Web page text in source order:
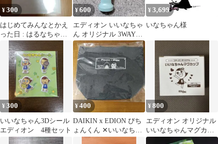
¥300
はじめてみんなとかえ
った日 : はるなちゃん
と1年3組の1年間
¥600
エディオン いいなちゃ
ん オリジナル 3WAY
LEDライト
¥ 3,699
いなちゃん様
¥300
いいなちゃん3Dシール
エディオン 4種セット
¥400
DAIKIN x EDION ぴち
ょんくん ✕いいなちゃ
ん保冷バッグ
¥800
エディオン オリジナル
いいなちゃんマグカッ
プ